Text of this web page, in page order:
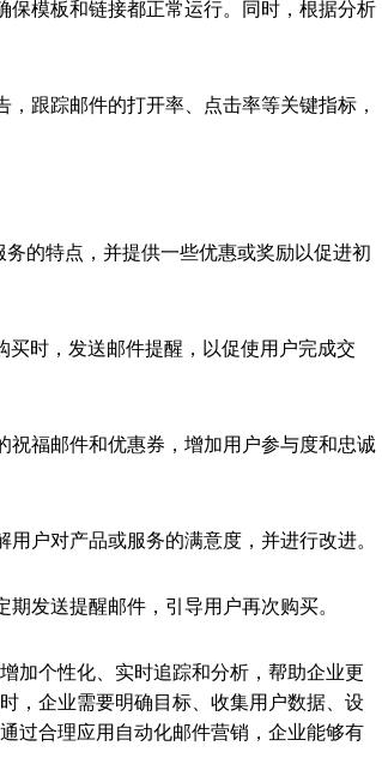
保模板和链接都正常运行。同时，根据分析
跟踪邮件的打开率、点击率等关键指标，
的特点，并提供一些优惠或奖励以促进初
时，发送邮件提醒，以促使用户完成交
祝福邮件和优惠券，增加用户参与度和忠诚
户对产品或服务的满意度，并进行改进。
发送提醒邮件，引导用户再次购买。
加个性化、实时追踪和分析，帮助企业更
，企业需要明确目标、收集用户数据、设
过合理应用自动化邮件营销，企业能够有